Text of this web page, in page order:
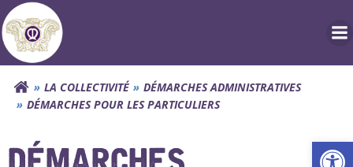
Aller
au
contenu
LA COLLECTIVITÉ
DÉMARCHES ADMINISTRATIVES
DÉMARCHES POUR LES PARTICULIERS